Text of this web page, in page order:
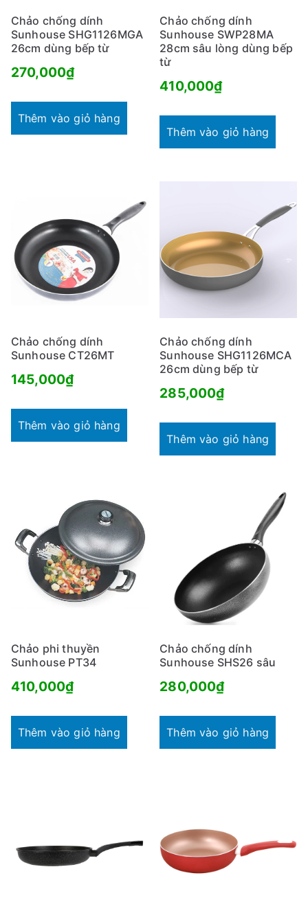
Chảo chống dính
Sunhouse SHG1126MGA
26cm dùng bếp từ
270,000₫
Thêm vào giỏ hàng
Chảo chống dính
Sunhouse SWP28MA
28cm sâu lòng dùng bếp
từ
410,000₫
Thêm vào giỏ hàng
Chảo chống dính
Sunhouse CT26MT
145,000₫
Thêm vào giỏ hàng
Chảo chống dính
Sunhouse SHG1126MCA
26cm dùng bếp từ
285,000₫
Thêm vào giỏ hàng
Chảo phi thuyền
Sunhouse PT34
410,000₫
Thêm vào giỏ hàng
Chảo chống dính
Sunhouse SHS26 sâu
280,000₫
Thêm vào giỏ hàng